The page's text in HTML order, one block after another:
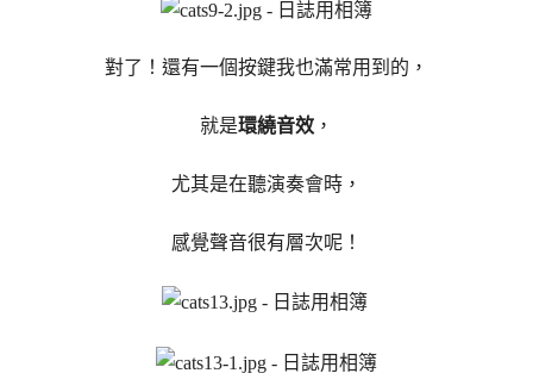
對了！還有一個按鍵我也滿常用到的，
就是環繞音效 ，
尤其是在聽演奏會時，
感覺聲音很有層次呢！